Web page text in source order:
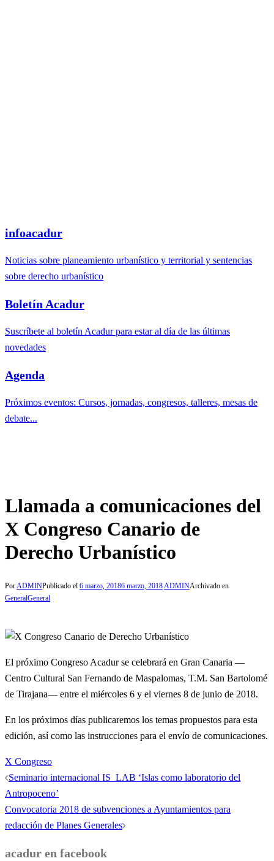
infoacadur
Noticias sobre planeamiento urbanístico y territorial y sentencias
sobre derecho urbanístico
Boletín Acadur
Suscríbete al boletín Acadur para estar al día de las últimas
novedades
Agenda
Próximos eventos: Cursos, jornadas, congresos, talleres, mesas de
debate...
Llamada a comunicaciones del
X Congreso Canario de
Derecho Urbanístico
PorADMINPublicado el 6 marzo, 20186 marzo, 2018ADMINArchivado en
GeneralGeneral
El próximo Congreso Acadur se celebrará en Gran Canaria —
Centro Cultural San Fernando de Maspalomas, T.M. San Bartolomé
de Tirajana— entre el miércoles 6 y el viernes 8 de junio de 2018.
En los próximos días publicaremos los temas propuestos para esta
edición, así como las instrucciones para el envío de comunicaciones.
X Congreso
Navegación
de
entradas
Seminario internacional IS_LAB ‘Islas como laboratorio del
Antropoceno’
Convocatoria 2018 de subvenciones a Ayuntamientos para
redacción de Planes Generales
acadur en facebook